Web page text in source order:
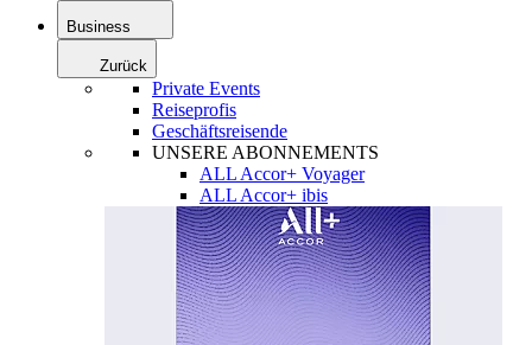
Business
Zurück
Private Events
Reiseprofis
Geschäftsreisende
UNSERE ABONNEMENTS
ALL Accor+ Voyager
ALL Accor+ ibis